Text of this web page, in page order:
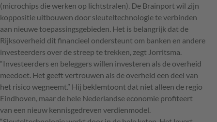
(microchips die werken op lichtstralen). De Brainport wil zijn
koppositie uitbouwen door sleuteltechnologie te verbinden
aan nieuwe toepassingsgebieden. Het is belangrijk dat de
Rijksoverheid dit financieel ondersteunt om banken en andere
investeerders over de streep te trekken, zegt Jorritsma.
“Investeerders en beleggers willen investeren als de overheid
meedoet. Het geeft vertrouwen als de overheid een deel van
het risico wegneemt.” Hij beklemtoont dat niet alleen de regio
Eindhoven, maar de hele Nederlandse economie profiteert
van een nieuw kennisgedreven verdienmodel.